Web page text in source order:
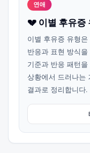
연애
💔 이별 후유증
이별 후유증 유형
반응과 표현 방식
기준과 반응 패턴
상황에서 드러나는
결과로 정리합니다.